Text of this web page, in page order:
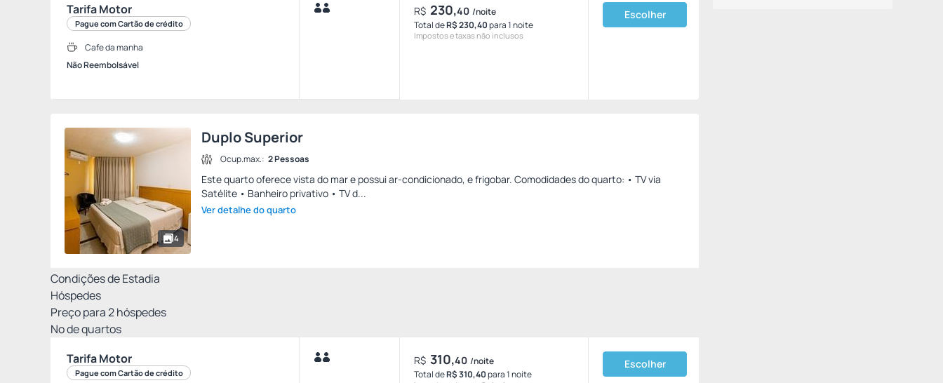
Tarifa Motor
Pague com Cartão de crédito
Cafe da manha
Não Reembolsável
R$ 230,40 /noite
Total deR$ 230,40para 1 noite
Impostos e taxas não inclusos
Escolher
4
Duplo Superior
Ocup.max.: 2 Pessoas
Este quarto oferece vista do mar e possui ar-condicionado, e frigobar. Comodidades do quarto: • TV via
Satélite • Banheiro privativo • TV d...
Ver detalhe do quarto
Condições de Estadia
Hóspedes
Preço para2hóspedes
Nº de quartos
Tarifa Motor
Pague com Cartão de crédito
R$ 310,40 /noite
Total deR$ 310,40para 1 noite
Escolher